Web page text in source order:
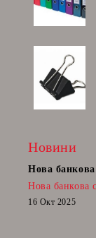
Новини
Нова банкова
Нова банкова
16 Окт 2025